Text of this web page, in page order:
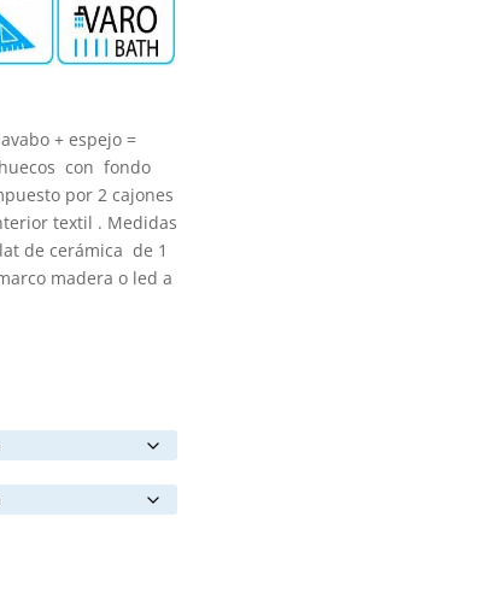
+ espejo =
con fondo
por 2 cajones
textil . Medidas
de cerámica de 1
madera o led a